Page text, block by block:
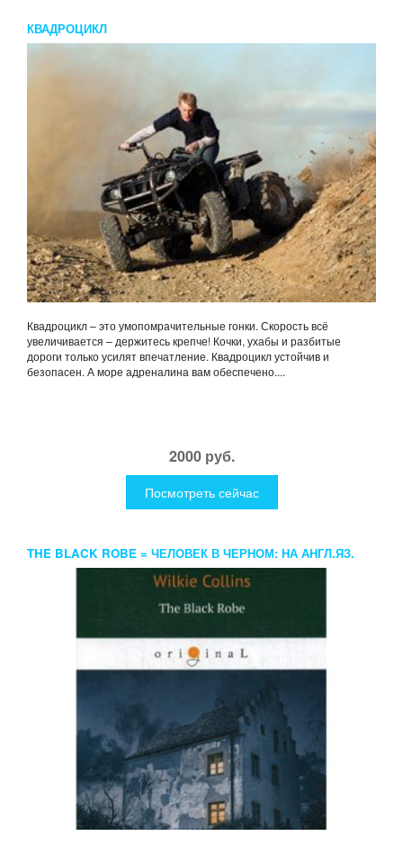
КВАДРОЦИКЛ
Квадроцикл – это умопомрачительные гонки. Скорость всё
увеличивается – держитесь крепче! Кочки, ухабы и разбитые
дороги только усилят впечатление. Квадроцикл устойчив и
безопасен. А море адреналина вам обеспечено....
2000 руб.
Посмотреть сейчас
THE BLACK ROBE = ЧЕЛОВЕК В ЧЕРНОМ: НА АНГЛ.ЯЗ.
COLLINS W.